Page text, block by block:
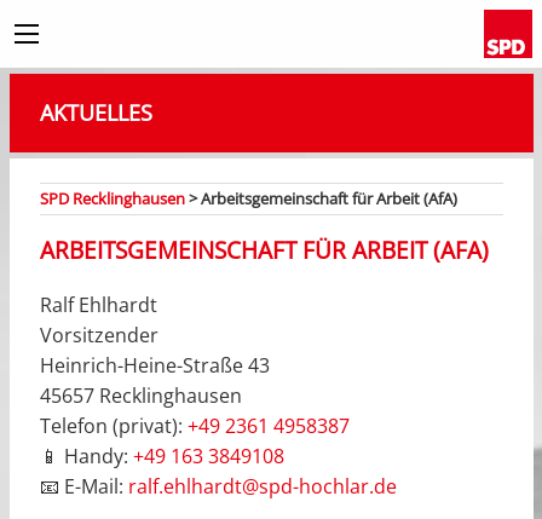
AKTUELLES
SPD Recklinghausen>Arbeitsgemeinschaft für Arbeit (AfA)
ARBEITSGEMEINSCHAFT FÜR ARBEIT (AFA)
Ralf Ehlhardt
Vorsitzender
Heinrich-Heine-Straße 43
45657 Recklinghausen
Telefon (privat): +49 2361 4958387
📱 Handy: +49 163 3849108
📧 E-Mail: ralf.ehlhardt@spd-hochlar.de